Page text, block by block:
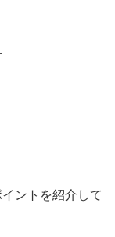
ントを紹介して